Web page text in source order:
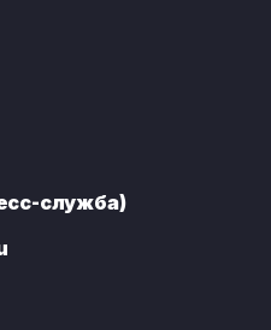
служба)